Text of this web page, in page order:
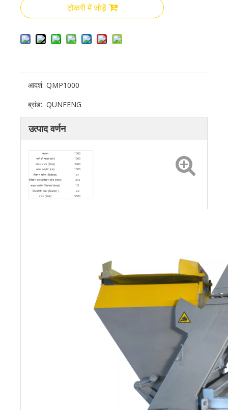
टोकरी में जोड़ें
आदर्श: QMP1000
ब्रांड: QUNFENG
उत्पाद वर्णन
सामान 1000
भरने की मात्रा (एल) 1500
भोजन क्षमता (किग्रा)
2400
सघन कंक्रीट (एल)
1000
मिश्रण शक्ति (किलोवाट)
37
मिक्सिंग स्टार/मिक्सिंग ब्लेड (मात्रा)
2×2
साइड स्क्रेपर/डिस्चार्ज (मात्रा)
1/1
डिस्चार्जिंग पावर (किलोवाट)
2.2
वजन (किलो) 5500